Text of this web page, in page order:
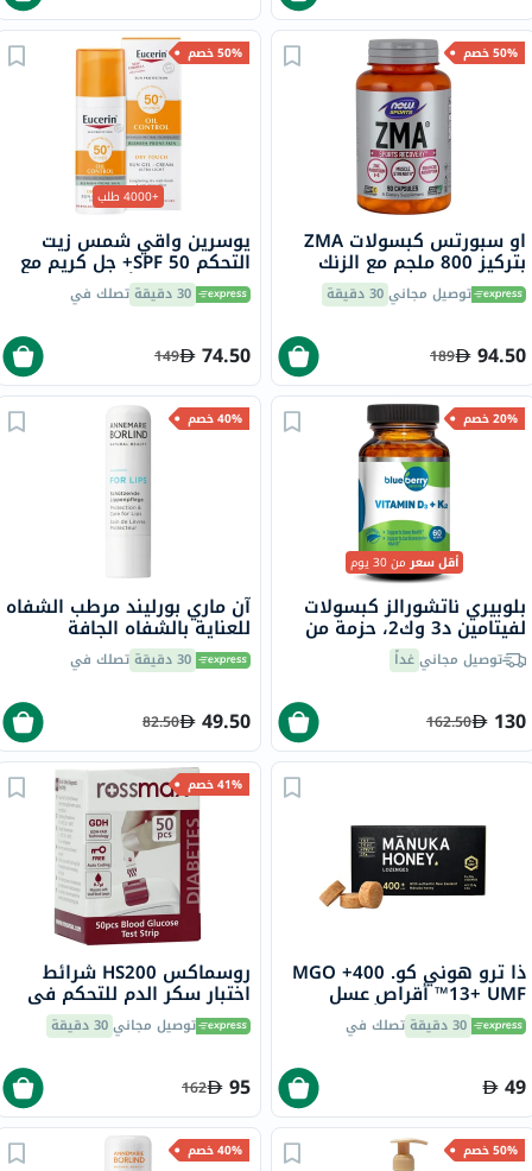
50% خصم
او سبورتس كبسولات ZMA
بتركيز 800 ملجم مع الزنك
والمغنيسيوم وفيتامين B6
لاستعادة العضلات، حزمة من
توصيل مجاني30 دقيقة
94.50
189
50% خصم
+4000 طلب
يوسرين واقي شمس زيت
التحكم SPF 50+ جل كريم مع
لمسة جافة وتأثير مضاد
لللمعان للبشرة المعرضة
30 دقيقة تصلك في
74.50
149
20% خصم
أقل سعرمن 30 يوم
بلوبيري ناتشورالز كبسولات
لفيتامين د3 وك2، حزمة من
60توصيل مجانيغداً
130
162.50
40% خصم
آن ماري بورليند مرطب الشفاه
للعناية بالشفاه الجافة
والمتشققة 4.8 جرام
30 دقيقة تصلك في
49.50
82.50
ذا ترو هوني كو. 400+ MGO
13+ UMF™ أقراص عسل
مانوكا 2.8 جرام 8 أقراص30 دقيقة تصلك في
49
41% خصم
روسماكس HS200 شرائط
اختبار سكر الدم للتحكم في
مرض السكري حزمة من 50
توصيل مجاني30 دقيقة
95
162
50% خصم 40% خصم